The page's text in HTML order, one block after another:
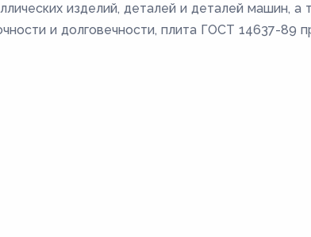
изделий, деталей и деталей машин, а
и долговечности, плита ГОСТ 14637-89